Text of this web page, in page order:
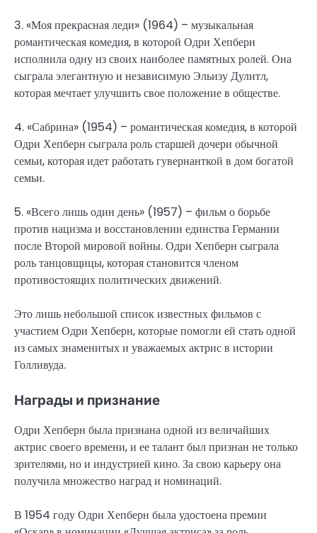
3. «Моя прекрасная леди» (1964) – музыкальная
романтическая комедия, в которой Одри Хепберн
исполнила одну из своих наиболее памятных ролей. Она
сыграла элегантную и независимую Эльизу Дулитл,
которая мечтает улучшить свое положение в обществе.
4. «Сабрина» (1954) – романтическая комедия, в которой
Одри Хепберн сыграла роль старшей дочери обычной
семьи, которая идет работать гувернанткой в дом богатой
семьи.
5. «Всего лишь один день» (1957) – фильм о борьбе
против нацизма и восстановлении единства Германии
после Второй мировой войны. Одри Хепберн сыграла
роль танцовщицы, которая становится членом
противостоящих политических движений.
Это лишь небольшой список известных фильмов с
участием Одри Хепберн, которые помогли ей стать одной
из самых знаменитых и уважаемых актрис в истории
Голливуда.
Награды и признание
Одри Хепберн была признана одной из величайших
актрис своего времени, и ее талант был признан не только
зрителями, но и индустрией кино. За свою карьеру она
получила множество наград и номинаций.
В 1954 году Одри Хепберн была удостоена премии